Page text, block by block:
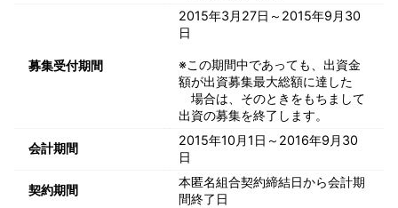
募集受付期間
2015年3月27日～2015年9月30
日
※この期間中であっても、出資金
額が出資募集最大総額に達した
場合は、そのときをもちまして
出資の募集を終了します。
会計期間
2015年10月1日～2016年9月30
日
契約期間
本匿名組合契約締結日から会計期
間終了日